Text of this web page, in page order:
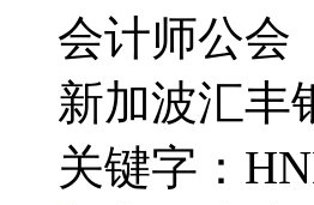
会计师公会
新加波汇丰
关键字：